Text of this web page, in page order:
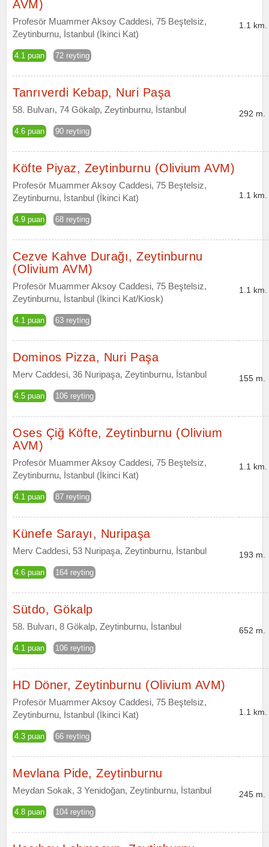
AVM)
Profesör Muammer Aksoy Caddesi, 75 Beştelsiz,
Zeytinburnu, İstanbul (İkinci Kat)
4.1 puan 72 reyting
1.1 km.
Tanrıverdi Kebap, Nuri Paşa
58. Bulvarı, 74 Gökalp, Zeytinburnu, İstanbul
4.6 puan 90 reyting
292 m.
Köfte Piyaz, Zeytinburnu (Olivium AVM)
Profesör Muammer Aksoy Caddesi, 75 Beştelsiz,
Zeytinburnu, İstanbul (İkinci Kat)
4.9 puan 68 reyting
1.1 km.
Cezve Kahve Durağı, Zeytinburnu
(Olivium AVM)
Profesör Muammer Aksoy Caddesi, 75 Beştelsiz,
Zeytinburnu, İstanbul (İkinci Kat/Kiosk)
4.1 puan 63 reyting
1.1 km.
Dominos Pizza, Nuri Paşa
Merv Caddesi, 36 Nuripaşa, Zeytinburnu, İstanbul
4.5 puan 106 reyting
155 m.
Oses Çiğ Köfte, Zeytinburnu (Olivium
AVM)
Profesör Muammer Aksoy Caddesi, 75 Beştelsiz,
Zeytinburnu, İstanbul (İkinci Kat)
4.1 puan 87 reyting
1.1 km.
Künefe Sarayı, Nuripaşa
Merv Caddesi, 53 Nuripaşa, Zeytinburnu, İstanbul
4.6 puan 164 reyting
193 m.
Sütdo, Gökalp
58. Bulvarı, 8 Gökalp, Zeytinburnu, İstanbul
4.1 puan 106 reyting
652 m.
HD Döner, Zeytinburnu (Olivium AVM)
Profesör Muammer Aksoy Caddesi, 75 Beştelsiz,
Zeytinburnu, İstanbul (İkinci Kat)
4.3 puan 66 reyting
1.1 km.
Mevlana Pide, Zeytinburnu
Meydan Sokak, 3 Yenidoğan, Zeytinburnu, İstanbul
4.8 puan 104 reyting
245 m.